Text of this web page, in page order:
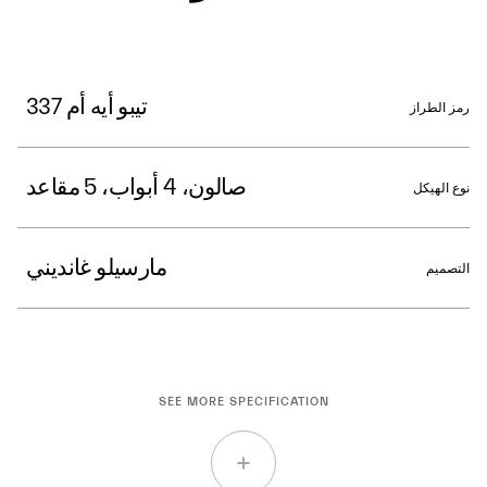
رمز الطراز تيبو أيه أم 337
نوع الهيكل صالون، 4 أبواب، 5 مقاعد
التصميم مارسيلو غانديني
SEE MORE SPECIFICATION